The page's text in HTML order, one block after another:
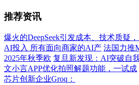
推荐资讯
爆火的DeepSeek引发成本、技术质疑
AI投入 所有面向商家的AI产 法国力推
2025年秋季欧 复旦新发现：AI突破自
文小言APP优化拍照解题功能，一试成
芯片创新企业Groq：